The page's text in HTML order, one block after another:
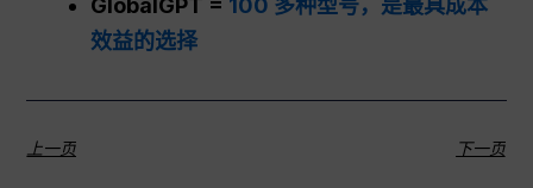
GlobalGPT = 100 多种型号，是最具成本
效益的选择
上一页 下一页